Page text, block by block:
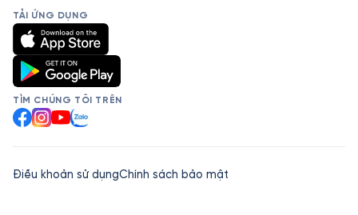
TẢI ỨNG DỤNG
TÌM CHÚNG TÔI TRÊN
Facebook
Instagram
YouTube
Zalo
Điều khoản sử dụngChính sách bảo mật